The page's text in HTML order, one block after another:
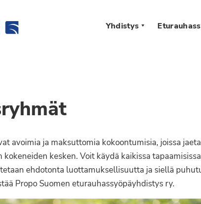
Yhdistys
avoimia ja maksuttomia kokoontumisia, joissa
kokeneiden kesken. Voit käydä kaikissa
ehdotonta luottamuksellisuutta ja siellä
Propo Suomen eturauhassyöpäyhdistys ry.